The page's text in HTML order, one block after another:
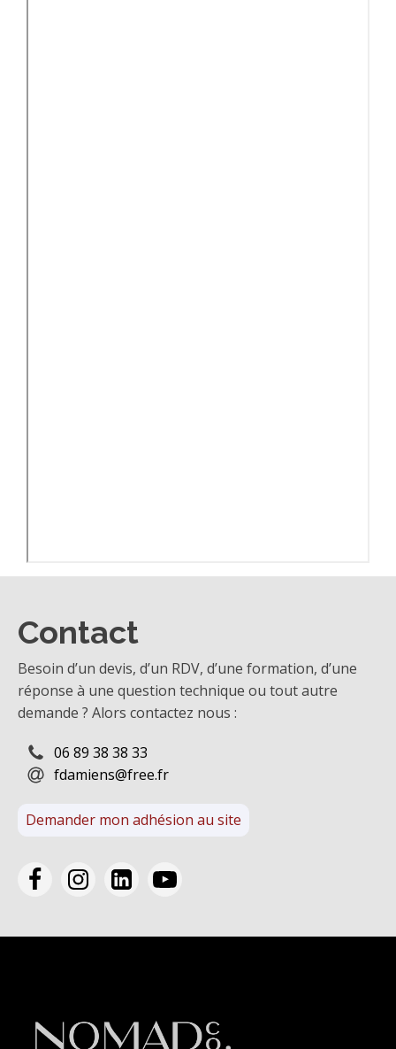
Contact
Besoin d’un devis, d’un RDV, d’une formation, d’une
réponse à une question technique ou tout autre
demande ? Alors contactez nous :
06 89 38 38 33
fdamiens@free.fr
Demander mon adhésion au site